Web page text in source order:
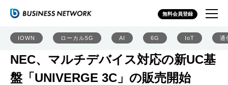
無料会員登録
IOWN ローカル5G AI 6G IoT 通
NEC、マルチデバイス対応の新UC基
盤「UNIVERGE 3C」の販売開始